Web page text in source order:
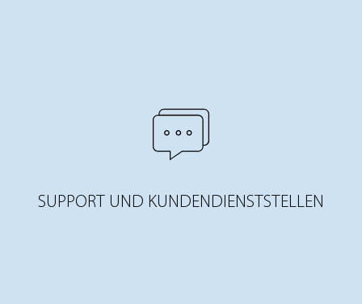
SUPPORT UND KUNDENDIENSTSTELLEN